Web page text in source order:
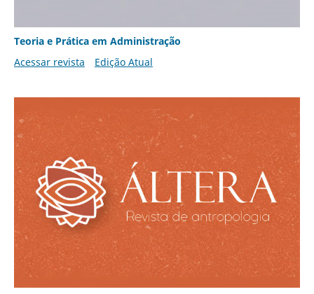
Teoria e Prática em Administração
Acessar revista
Edição Atual